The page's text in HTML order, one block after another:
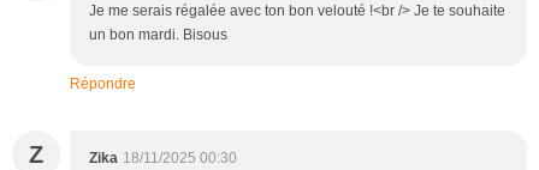
Je me serais régalée avec ton bon velouté !<br /> Je te souhaite
un bon mardi. Bisous
Répondre
Z Zika 18/11/2025 00:30